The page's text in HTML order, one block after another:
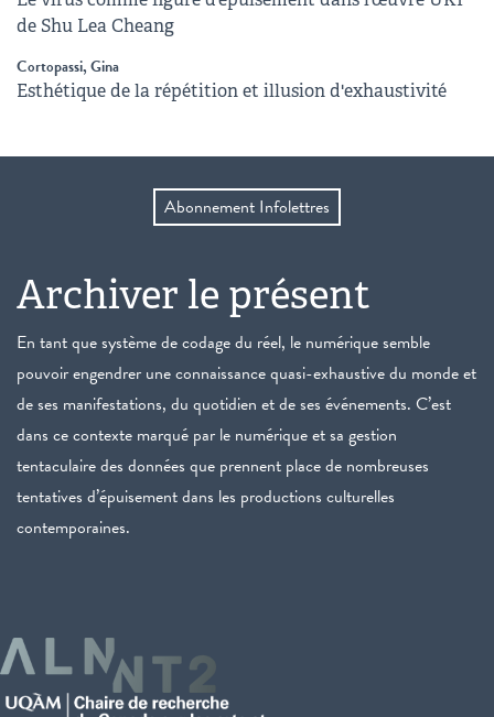
de Shu Lea Cheang
Cortopassi, Gina
Esthétique de la répétition et illusion d'exhaustivité
Abonnement Infolettres
Archiver le présent
En tant que système de codage du réel, le numérique semble
pouvoir engendrer une connaissance quasi-exhaustive du monde et
de ses manifestations, du quotidien et de ses événements. C’est
dans ce contexte marqué par le numérique et sa gestion
tentaculaire des données que prennent place de nombreuses
tentatives d’épuisement dans les productions culturelles
contemporaines.